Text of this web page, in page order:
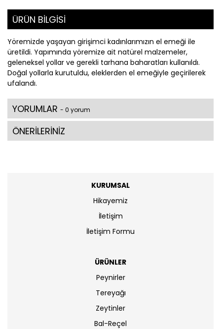
ÜRÜN BİLGİSİ
Yöremizde yaşayan girişimci kadınlarımızın el emeği ile
üretildi. Yapımında yöremize ait natürel malzemeler,
geleneksel yollar ve gerekli tarhana baharatları kullanıldı.
Doğal yollarla kurutuldu, eleklerden el emeğiyle geçirilerek
ufalandı.
YORUMLAR - 0 yorum
ÖNERİLERİNİZ
KURUMSAL
Hikayemiz
İletişim
İletişim Formu
ÜRÜNLER
Peynirler
Tereyağı
Zeytinler
Bal-Reçel